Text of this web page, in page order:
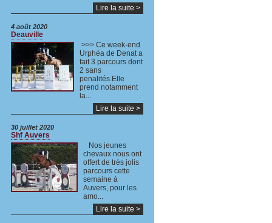
Lire la suite >
4 août 2020
Deauville
>>> Ce week-end
Urphéa de Denat a
fait 3 parcours dont
2 sans
penalités.Elle
prend notamment
la...
Lire la suite >
30 juillet 2020
Shf Auvers
Nos jeunes
chevaux nous ont
offert de très jolis
parcours cette
semaine à
Auvers, pour les
amo...
Lire la suite >